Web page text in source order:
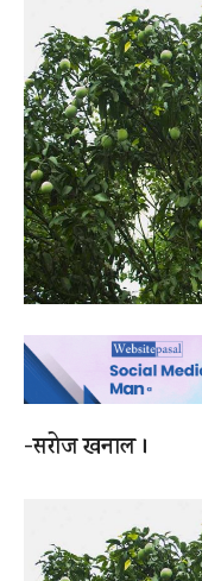
-सरोज खनाल ।